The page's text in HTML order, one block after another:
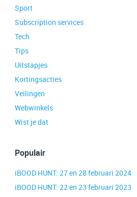
Sport
Subscription services
Tech
Tips
Uitstapjes
Kortingsacties
Veilingen
Webwinkels
Wist je dat
Populair
iBOOD HUNT: 27 en 28 februari 2024
iBOOD HUNT: 22 en 23 februari 2023